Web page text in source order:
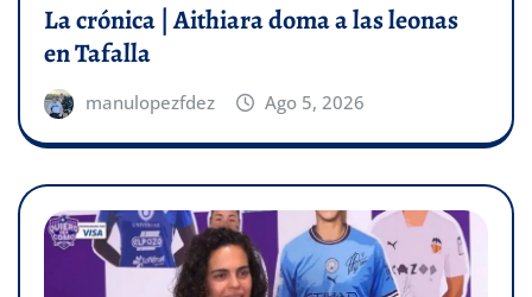
La crónica | Aithiara doma a las leonas
en Tafalla
manulopezfdez Ago 5, 2026